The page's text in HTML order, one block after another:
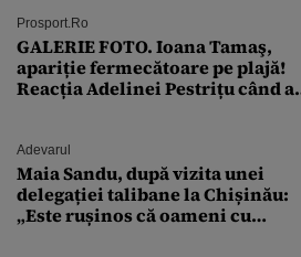
Prosport.ro
GALERIE FOTO. Ioana Tamaş,
apariție fermecătoare pe plajă!
Reacția Adelinei Pestrițu când a
Adevarul
Maia Sandu, după vizita unei
delegației talibane la Chișinău:
„Este rușinos că oameni cu